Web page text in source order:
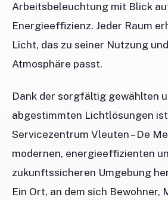
Arbeitsbeleuchtung mit Blick
Energieeffizienz. Jeder Raum
Licht, das zu seiner Nutzung
Atmosphäre passt.
Dank der sorgfältig gewählten
abgestimmten Lichtlösungen
Servicezentrum Vleuten – De
modernen, energieeffizienten
zukunftssicheren Umgebung
Ein Ort, an dem sich Bewohner,